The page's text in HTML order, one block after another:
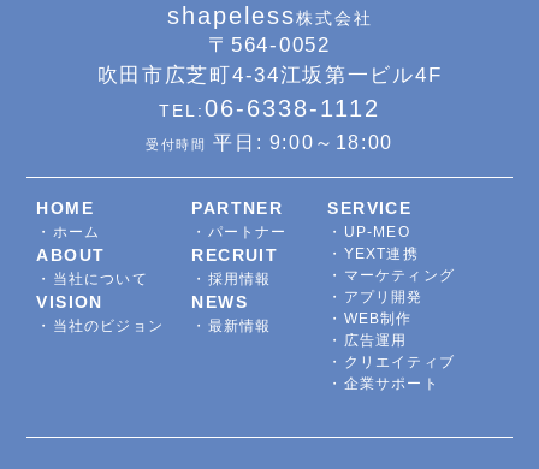
shapeless株式会社
〒564-0052
吹田市広芝町4-34江坂第一ビル4F
TEL:06-6338-1112
受付時間 平日: 9:00～18:00
HOME
・ホーム
ABOUT
・当社について
VISION
・当社のビジョン
PARTNER
・パートナー
RECRUIT
・採用情報
NEWS
・最新情報
SERVICE
・UP-MEO
・YEXT連携
・マーケティング
・アプリ開発
・WEB制作
・広告運用
・クリエイティブ
・企業サポート